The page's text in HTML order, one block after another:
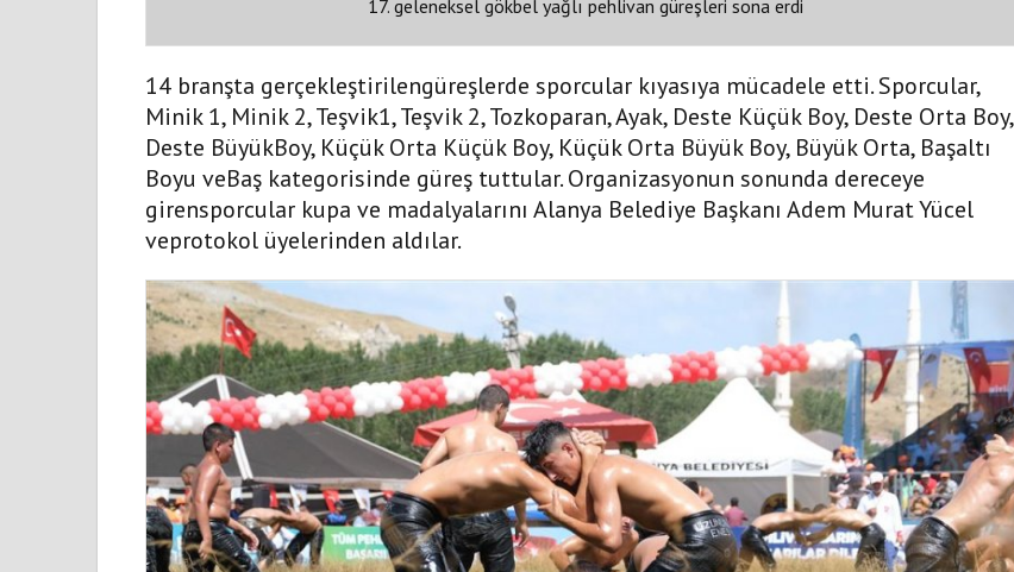
17. geleneksel gökbel yağlı pehlivan güreşleri sona erdi
14 branşta gerçekleştirilengüreşlerde sporcular kıyasıya mücadele etti. Sporcular,
Minik 1, Minik 2, Teşvik1, Teşvik 2, Tozkoparan, Ayak, Deste Küçük Boy, Deste Orta Boy,
Deste BüyükBoy, Küçük Orta Küçük Boy, Küçük Orta Büyük Boy, Büyük Orta, Başaltı
Boyu veBaş kategorisinde güreş tuttular. Organizasyonun sonunda dereceye
girensporcular kupa ve madalyalarını Alanya Belediye Başkanı Adem Murat Yücel
veprotokol üyelerinden aldılar.